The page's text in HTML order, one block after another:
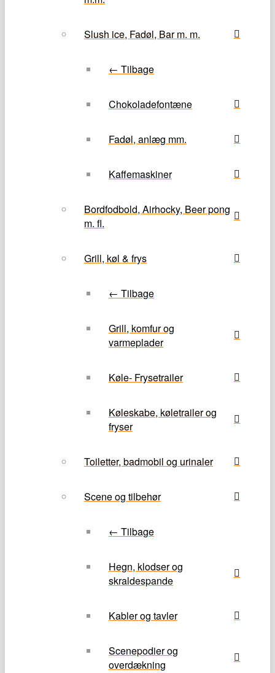
Slush ice, Fadøl, Bar m. m.
← Tilbage
Chokoladefontæne
Fadøl, anlæg mm.
Kaffemaskiner
Bordfodbold, Airhocky, Beer pong
m. fl.
Grill, køl & frys
← Tilbage
Grill, komfur og
varmeplader
Køle- Frysetrailer
Køleskabe, køletrailer og
fryser
Toiletter, badmobil og urinaler
Scene og tilbehør
← Tilbage
Hegn, klodser og
skraldespande
Kabler og tavler
Scenepodier og
overdækning